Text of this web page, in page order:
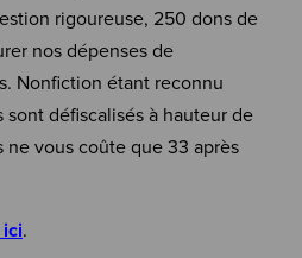
rigoureuse, 250 dons de
nos dépenses de
Nonfiction étant reconnu
défiscalisés à hauteur de
ne vous coûte que 33 après
.